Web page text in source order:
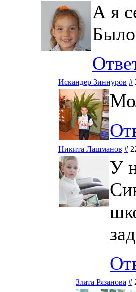
А я
Искандер Зиннуров #
Никита Лашманов #
У
Злата Рязанова #